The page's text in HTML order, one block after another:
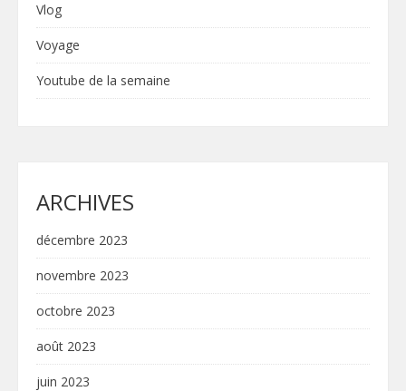
Vlog
Voyage
Youtube de la semaine
ARCHIVES
décembre 2023
novembre 2023
octobre 2023
août 2023
juin 2023